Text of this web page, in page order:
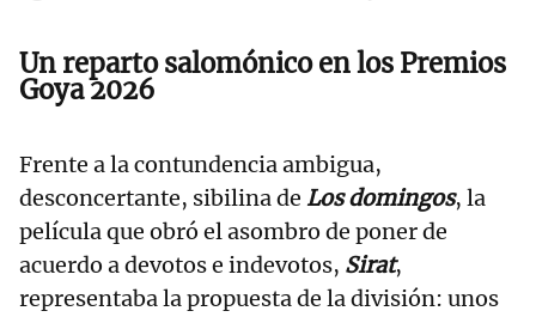
Un reparto salomónico en los Premios
Goya 2026
Frente a la contundencia ambigua,
desconcertante, sibilina de Los domingos, la
película que obró el asombro de poner de
acuerdo a devotos e indevotos, Sirat,
representaba la propuesta de la división: unos